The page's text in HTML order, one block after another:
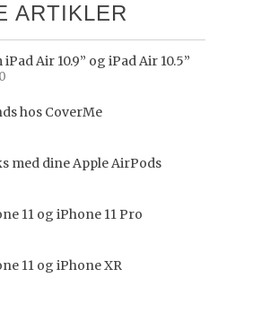
ARTIKLER
Air 10.9” og iPad Air 10.5”
hos CoverMe
med dine Apple AirPods
11 og iPhone 11 Pro
11 og iPhone XR